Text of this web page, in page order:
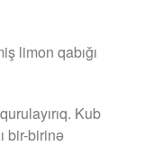
limon qabığı
Kub
bir-birinə